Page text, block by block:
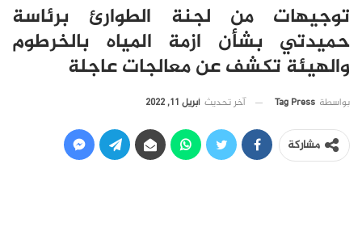
توجيهات من لجنة الطوارئ برئاسة
حميدتي بشأن ازمة المياه بالخرطوم
والهيئة تكشف عن معالجات عاجلة
بواسطة Tag Press آخر تحديث أبريل 11, 2022
مشاركة